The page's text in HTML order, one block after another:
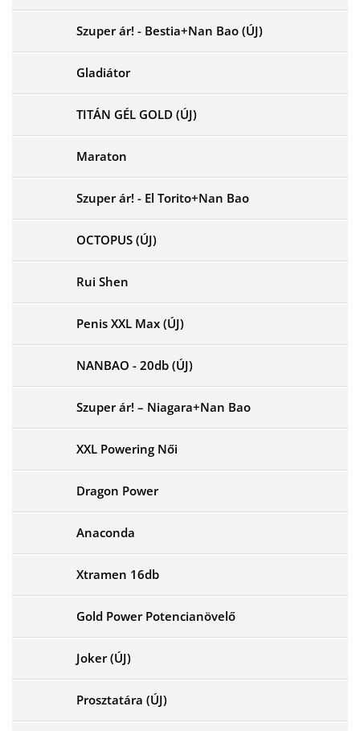
Szuper ár! - Bestia+Nan Bao (ÚJ)
Gladiátor
TITÁN GÉL GOLD (ÚJ)
Maraton
Szuper ár! - El Torito+Nan Bao
OCTOPUS (ÚJ)
Rui Shen
Penis XXL Max (ÚJ)
NANBAO - 20db (ÚJ)
Szuper ár! – Niagara+Nan Bao
XXL Powering Női
Dragon Power
Anaconda
Xtramen 16db
Gold Power Potencianövelő
Joker (ÚJ)
Prosztatára (ÚJ)